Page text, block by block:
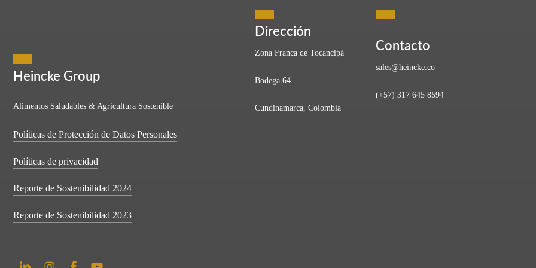
y Servicios en Zonas Francas
en la que todos creemos que el futuro nos pertenece y el éxito está a la vuelta de la esquina (¡y lo está!).…
Heincke Group
Alimentos Saludables & Agricultura Sostenible
Políticas de Protección de Datos Personales
Políticas de privacidad
Reporte de Sostenibilidad 2024
Reporte de Sostenibilidad 2023
Dirección
Zona Franca de Tocancipá
Bodega 64
Cundinamarca, Colombia
Contacto
sales@heincke.co
(+57) 317 645 8594